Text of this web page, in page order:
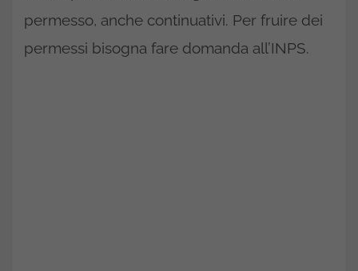
permesso, anche continuativi. Per fruire dei
permessi bisogna fare domanda all’INPS.